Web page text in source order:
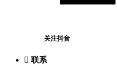
关注抖音
 联系